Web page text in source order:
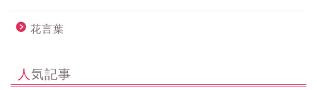
花言葉
人気記事